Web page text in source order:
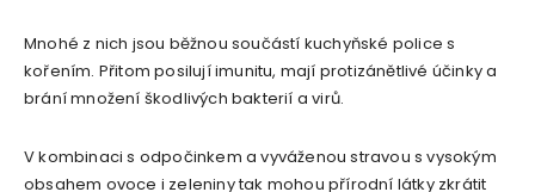
Mnohé z nich jsou běžnou součástí kuchyňské police s
kořením. Přitom posilují imunitu, mají protizánětlivé účinky a
brání množení škodlivých bakterií a virů.
V kombinaci s odpočinkem a vyváženou stravou s vysokým
obsahem ovoce i zeleniny tak mohou přírodní látky zkrátit